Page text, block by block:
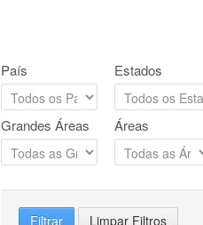
País Estados
Grandes Áreas Áreas
Filtrar Limpar Filtros